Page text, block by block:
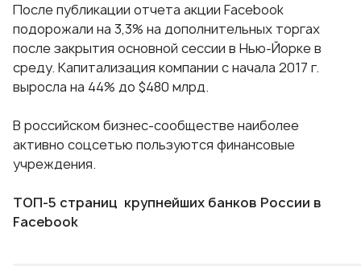
После публикации отчета акции Facebook
подорожали на 3,3% на дополнительных торгах
после закрытия основной сессии в Нью-Йорке в
среду. Капитализация компании с начала 2017 г.
выросла на 44% до $480 млрд.
В российском бизнес-сообществе наиболее
активно соцсетью пользуются финансовые
учреждения.
ТОП-5 страниц крупнейших банков России в
Facebook